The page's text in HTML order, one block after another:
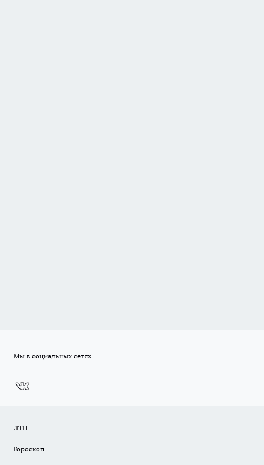
Мы в социальных сетях
ДТП
Гороскоп